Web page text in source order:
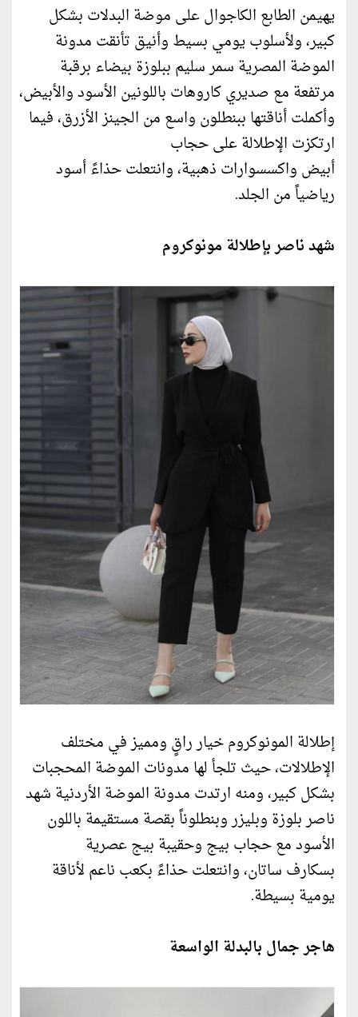
يهيمن الطابع الكاجوال على موضة البدلات بشكل
كبير، ولأسلوب يومي بسيط وأنيق تأنقت مدونة
الموضة المصرية سمر سليم ببلوزة بيضاء برقبة
مرتفعة مع صديري كاروهات باللونين الأسود والأبيض،
وأكملت أناقتها ببنطلون واسع من الجينز الأزرق، فيما
ارتكزت الإطلالة على حجاب
أبيض واكسسوارات ذهبية، وانتعلت حذاءً أسود
رياضياً من الجلد.
شهد ناصر بإطلالة مونوكروم
إطلالة المونوكروم خيار راقٍ ومميز في مختلف
الإطلالات، حيث تلجأ لها مدونات الموضة المحجبات
بشكل كبير، ومنه ارتدت مدونة الموضة الأردنية شهد
ناصر بلوزة وبليزر وبنطلوناً بقصة مستقيمة باللون
الأسود مع حجاب بيج وحقيبة بيج عصرية
بسكارف ساتان، وانتعلت حذاءً بكعب ناعم لأناقة
يومية بسيطة.
هاجر جمال بالبدلة الواسعة